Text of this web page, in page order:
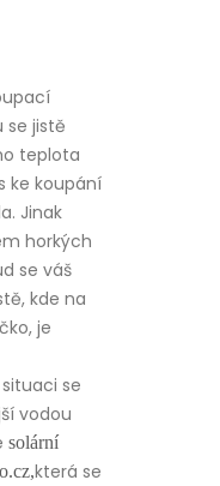
se jistě
teplota
ke koupání
Jinak
horkých
se váš
kde na
je
se
vodou
solární
která se